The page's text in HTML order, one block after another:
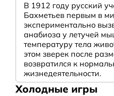
В 1912 году русский
Бахметьев первым в
экспериментально
анабиоза у летучей
температуру тела
этом зверек после
возвратился к
жизнедеятельности.
Холодные игры